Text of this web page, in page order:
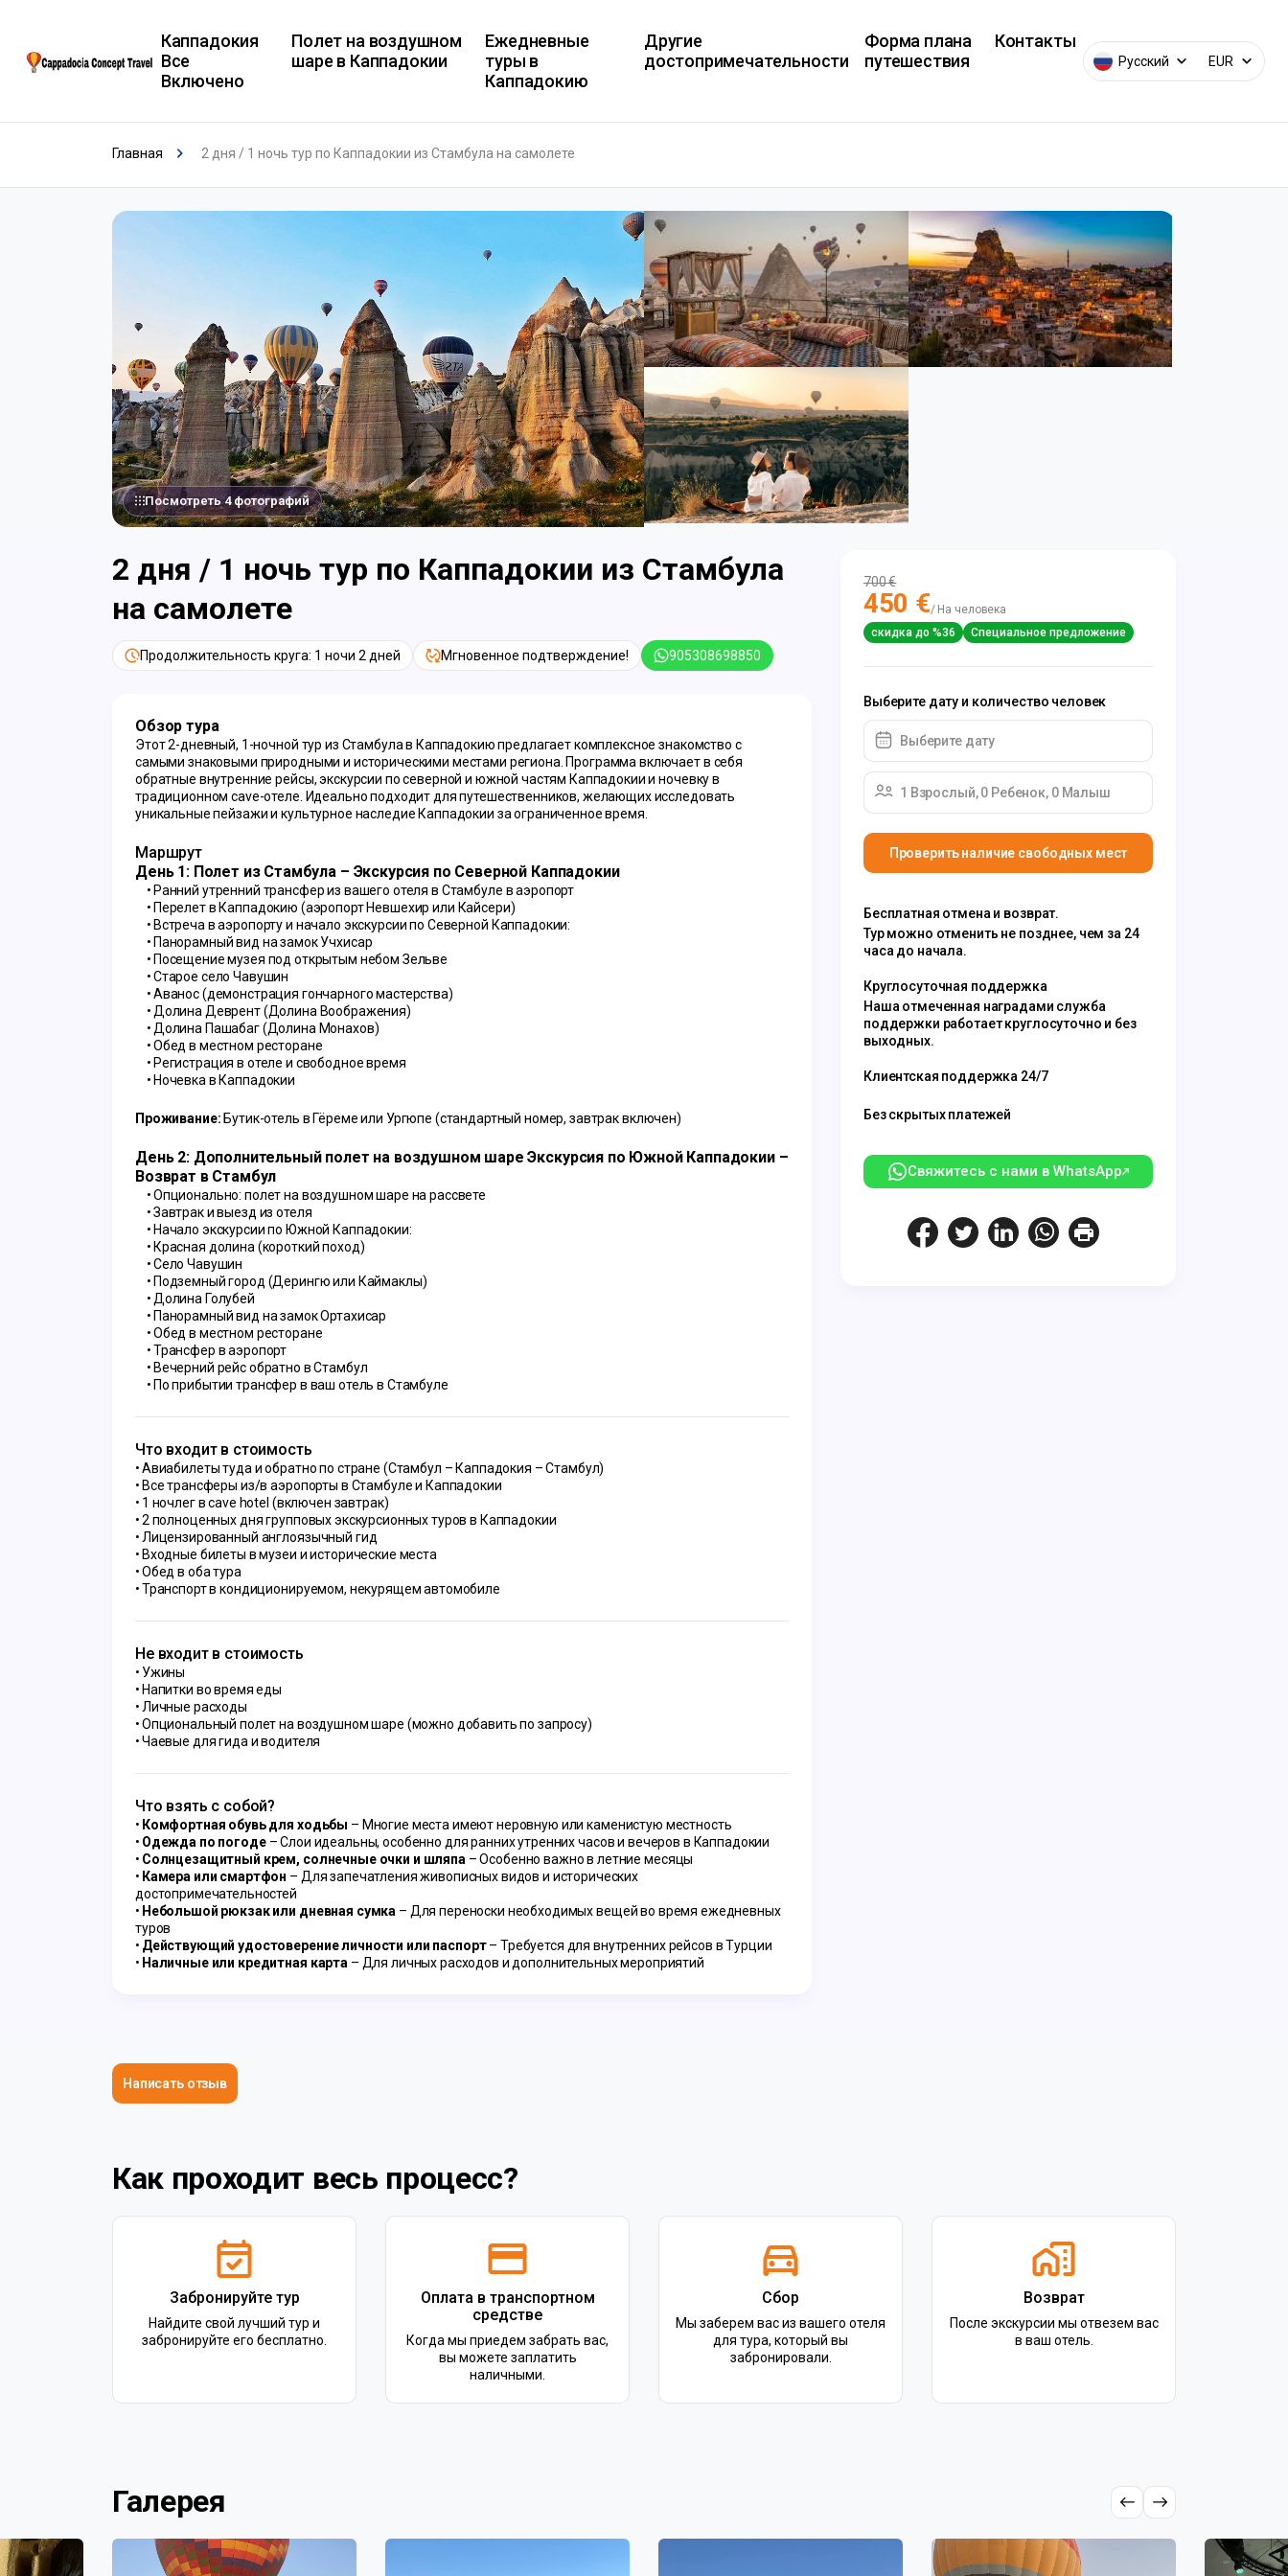
Каппадокия
Все
Включено
Полет на воздушном
шаре в Каппадокии
Ежедневные
туры в
Каппадокию
Другие
достопримечательности
Форма плана
путешествия
Контакты
Русский EUR
Главная 2 дня / 1 ночь тур по Каппадокии из Стамбула на самолете
Посмотреть 4 фотографий
2 дня / 1 ночь тур по Каппадокии из Стамбула
на самолете
Продолжительность круга: 1 ночи 2 дней Мгновенное подтверждение! 905308698850
Обзор тура
Этот 2-дневный, 1-ночной тур из Стамбула в Каппадокию предлагает комплексное знакомство с
самыми знаковыми природными и историческими местами региона. Программа включает в себя
обратные внутренние рейсы, экскурсии по северной и южной частям Каппадокии и ночевку в
традиционном cave-отеле. Идеально подходит для путешественников, желающих исследовать
уникальные пейзажи и культурное наследие Каппадокии за ограниченное время.
Маршрут
День 1: Полет из Стамбула – Экскурсия по Северной Каппадокии
Ранний утренний трансфер из вашего отеля в Стамбуле в аэропорт
Перелет в Каппадокию (аэропорт Невшехир или Кайсери)
Встреча в аэропорту и начало экскурсии по Северной Каппадокии:
Панорамный вид на замок Учхисар
Посещение музея под открытым небом Зельве
Старое село Чавушин
Аванос (демонстрация гончарного мастерства)
Долина Деврент (Долина Воображения)
Долина Пашабаг (Долина Монахов)
Обед в местном ресторане
Регистрация в отеле и свободное время
Ночевка в Каппадокии
Проживание: Бутик-отель в Гёреме или Ургюпе (стандартный номер, завтрак включен)
День 2: Дополнительный полет на воздушном шаре Экскурсия по Южной Каппадокии –
Возврат в Стамбул
Опционально: полет на воздушном шаре на рассвете
Завтрак и выезд из отеля
Начало экскурсии по Южной Каппадокии:
Красная долина (короткий поход)
Село Чавушин
Подземный город (Дерингю или Каймаклы)
Долина Голубей
Панорамный вид на замок Ортахисар
Обед в местном ресторане
Трансфер в аэропорт
Вечерний рейс обратно в Стамбул
По прибытии трансфер в ваш отель в Стамбуле
Что входит в стоимость
Авиабилеты туда и обратно по стране (Стамбул – Каппадокия – Стамбул)
Все трансферы из/в аэропорты в Стамбуле и Каппадокии
1 ночлег в cave hotel (включен завтрак)
2 полноценных дня групповых экскурсионных туров в Каппадокии
Лицензированный англоязычный гид
Входные билеты в музеи и исторические места
Обед в оба тура
Транспорт в кондиционируемом, некурящем автомобиле
Не входит в стоимость
Ужины
Напитки во время еды
Личные расходы
Опциональный полет на воздушном шаре (можно добавить по запросу)
Чаевые для гида и водителя
Что взять с собой?
Комфортная обувь для ходьбы – Многие места имеют неровную или каменистую местность
Одежда по погоде– Слои идеальны, особенно для ранних утренних часов и вечеров в Каппадокии
Солнцезащитный крем, солнечные очки и шляпа – Особенно важно в летние месяцы
Камера или смартфон – Для запечатления живописных видов и исторических
достопримечательностей
Небольшой рюкзак или дневная сумка – Для переноски необходимых вещей во время ежедневных
туров
Действующий удостоверение личности или паспорт– Требуется для внутренних рейсов в Турции
Наличные или кредитная карта – Для личных расходов и дополнительных мероприятий
700 €
450 €/ На человека
скидка до %36
Специальное предложение
Выберите дату и количество человек
Выберите дату
1 Взрослый, 0 Ребенок, 0 Малыш
Проверить наличие свободных мест
Бесплатная отмена и возврат.
Тур можно отменить не позднее, чем за 24
часа до начала.
Круглосуточная поддержка
Наша отмеченная наградами служба
поддержки работает круглосуточно и без
выходных.
Клиентская поддержка 24/7
Без скрытых платежей
Свяжитесь с нами в WhatsApp
Написать отзыв
Как проходит весь процесс?
Забронируйте тур
Найдите свой лучший тур и
забронируйте его бесплатно.
Оплата в транспортном
средстве
Когда мы приедем забрать вас,
вы можете заплатить
наличными.
Сбор
Мы заберем вас из вашего отеля
для тура, который вы
забронировали.
Возврат
После экскурсии мы отвезем вас
в ваш отель.
Галерея